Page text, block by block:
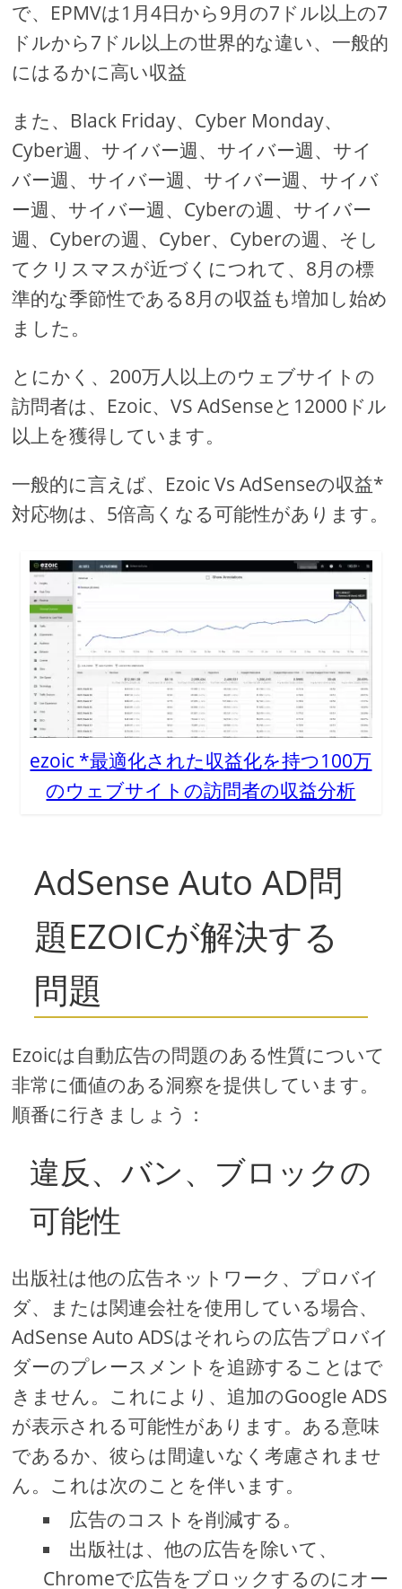
で、EPMVは1月4日から9月の7ドル以上の7
ドルから7ドル以上の世界的な違い、一般的
にはるかに高い収益
また、Black Friday、Cyber​​ Monday、
Cyber​​週、サイバー週、サイバー週、サイ
バー週、サイバー週、サイバー週、サイバ
ー週、サイバー週、Cyber​​の週、サイバー
週、Cyber​​の週、Cyber​​、Cyber​​の週、そし
てクリスマスが近づくにつれて、8月の標
準的な季節性である8月の収益も増加し始め
ました。
とにかく、200万人以上のウェブサイトの
訪問者は、Ezoic、VS AdSenseと12000ドル
以上を獲得しています。
一般的に言えば、Ezoic Vs AdSenseの収益*
対応物は、5倍高くなる可能性があります。
ezoic *最適化された収益化を持つ100万
のウェブサイトの訪問者の収益分析
AdSense Auto AD問
題EZOICが解決する
問題
Ezoicは自動広告の問題のある性質について
非常に価値のある洞察を提供しています。
順番に行きましょう：
違反、バン、ブロックの
可能性
出版社は他の広告ネットワーク、プロバイ
ダ、または関連会社を使用している場合、
AdSense Auto ADSはそれらの広告プロバイ
ダーのプレースメントを追跡することはで
きません。これにより、追加のGoogle ADS
が表示される可能性があります。ある意味
であるか、彼らは間違いなく考慮されませ
ん。これは次のことを伴います。
広告のコストを削減する。
出版社は、他の広告を除いて、
Chromeで広告をブロックするのにオー